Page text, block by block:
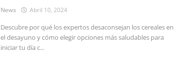
News Abril 10, 2024
Descubre por qué los expertos desaconsejan los cereales en
el desayuno y cómo elegir opciones más saludables para
iniciar tu día c...